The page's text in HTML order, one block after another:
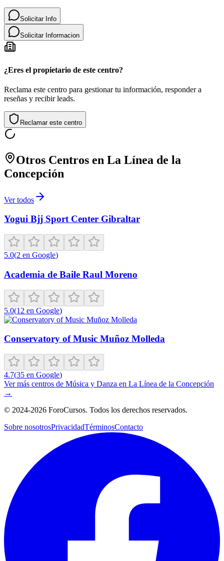
Solicitar Info
Solicitar Informacion
¿Eres el propietario de este centro?
Reclama este centro para gestionar tu información, responder a
reseñas y recibir leads.
Reclamar este centro
Otros Centros en La Línea de la
Concepción
Ver todos
Yogui Bjj Sport Center Gibraltar
5.0(2 en Google)
Academia de Baile Raul Moreno
5.0(12 en Google)
Conservatory of Music Muñoz Molleda
4.7(35 en Google)
Ver más centros de Música y Danza en La Línea de la Concepción
→
© 2024-2026 ForoCursos. Todos los derechos reservados.
Sobre nosotrosPrivacidadTérminosContacto